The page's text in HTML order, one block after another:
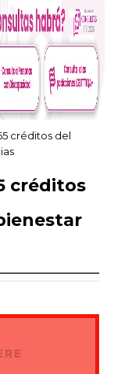
créditos del
créditos